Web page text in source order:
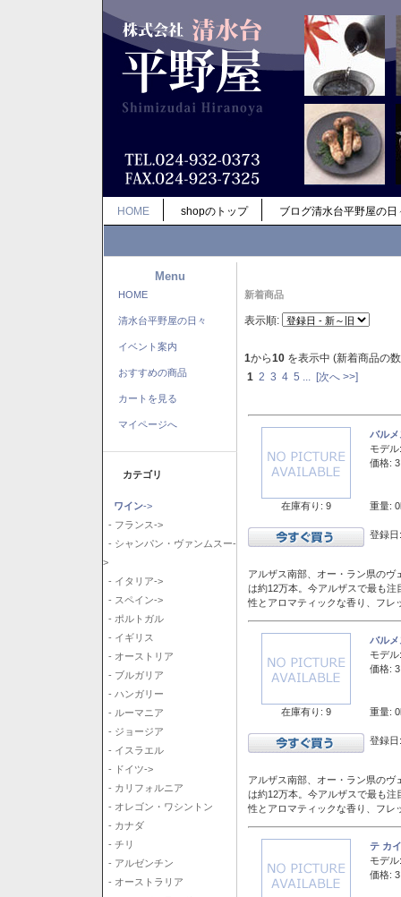
HOME shopのトップ ブログ清水台平野屋の日
Menu
HOME
清水台平野屋の日々
イベント案内
おすすめの商品
カートを見る
マイページへ
カテゴリ
ワイン->
- フランス->
- シャンパン・ヴァンムスー-
>
- イタリア->
- スペイン->
- ポルトガル
- イギリス
- オーストリア
- ブルガリア
- ハンガリー
- ルーマニア
- ジョージア
- イスラエル
- ドイツ->
- カリフォルニア
- オレゴン・ワシントン
- カナダ
- チリ
- アルゼンチン
- オーストラリア
新着商品
表示順:
1から10 を表示中 (新着商品の
1 2 3 4 5 [次へ >>]
在庫有り: 9
バル
モデル:
価格:
重量:
登録
アルザス南部、オー・ラン県の
は約12万本。今アルザスで最も
性とアロマティックな香り、フレ
在庫有り: 9
バル
モデル:
価格:
重量:
登録
アルザス南部、オー・ラン県の
は約12万本。今アルザスで最も
性とアロマティックな香り、フレ
テ カ
モデル:
価格: